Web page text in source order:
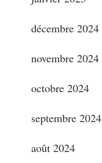
décembre 2024
novembre 2024
octobre 2024
septembre 2024
août 2024